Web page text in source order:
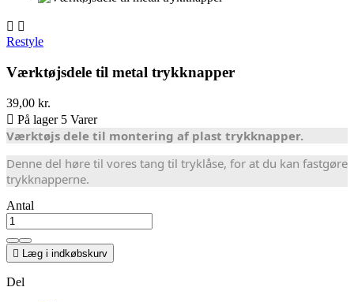
 
Restyle
Værktøjsdele til metal trykknapper
39,00 kr.
 På lager 5 Varer
Værktøjs dele til montering af plast trykknapper.
Denne del høre til vores tang til tryklåse, for at du kan fastgøre
trykknapperne.
Antal
 Læg i indkøbskurv
Del